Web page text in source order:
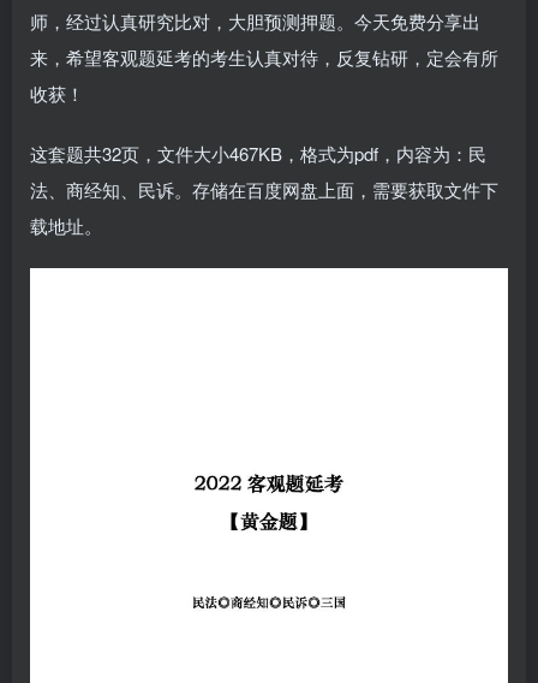
师，经过认真研究比对，大胆预测押题​。今天免费分享出
来，希望客观题延考的考生认真对待，反复钻研，定会有所
收获​！
这套题共32页，文件大小467KB，格式为pdf，内容为：​民
法、商经知、民诉。存储在百度网盘上面，需要获取文件下
载地址​。